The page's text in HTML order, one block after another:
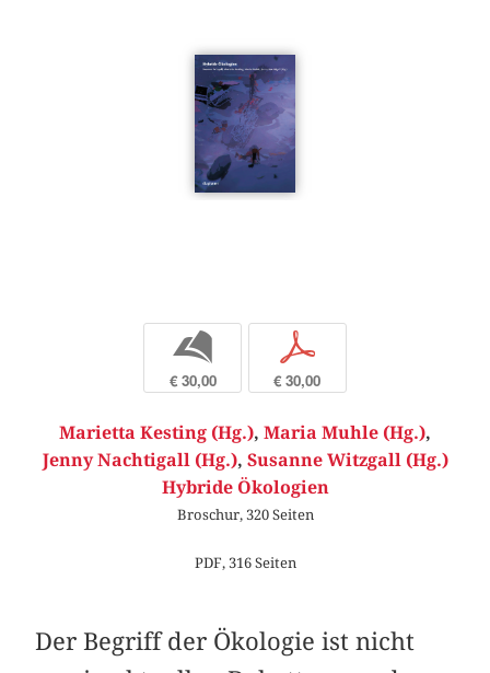
b
€ 30,00
p
€ 30,00
Marietta Kesting (Hg.), Maria Muhle (Hg.),
Jenny Nachtigall (Hg.), Susanne Witzgall (Hg.)
Hybride Ökologien
Broschur, 320 Seiten
PDF, 316 Seiten
Der Begriff der Ökologie ist nicht